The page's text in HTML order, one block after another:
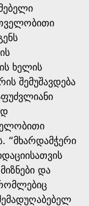
ხელის
შემუშავდება
“მხარდამჭერი
და